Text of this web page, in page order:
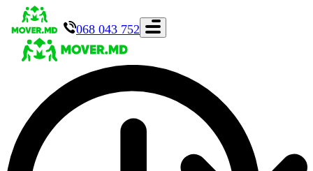
068 043 752